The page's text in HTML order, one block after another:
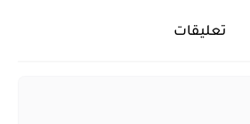
تعليقات